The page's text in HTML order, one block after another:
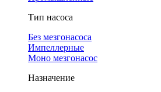
Тип насоса
Без мезгонасоса
Импеллерные
Моно мезгонасос
Назначение